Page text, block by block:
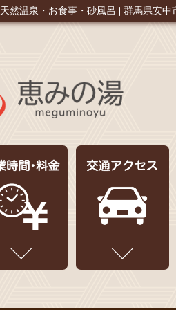
天然温泉・お食事・砂風呂 | 群馬県安中